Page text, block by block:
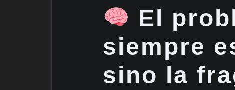
El
siempre
sino la